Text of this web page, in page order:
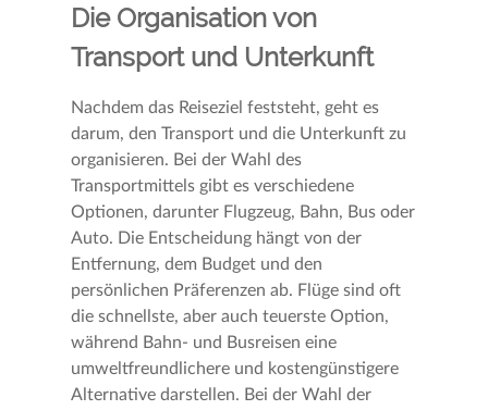
Die Organisation von
Transport und Unterkunft
Nachdem das Reiseziel feststeht, geht es
darum, den Transport und die Unterkunft zu
organisieren. Bei der Wahl des
Transportmittels gibt es verschiedene
Optionen, darunter Flugzeug, Bahn, Bus oder
Auto. Die Entscheidung hängt von der
Entfernung, dem Budget und den
persönlichen Präferenzen ab. Flüge sind oft
die schnellste, aber auch teuerste Option,
während Bahn- und Busreisen eine
umweltfreundlichere und kostengünstigere
Alternative darstellen. Bei der Wahl der